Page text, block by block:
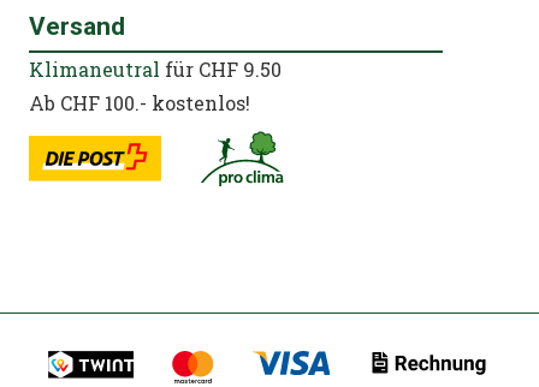
Versand
Klimaneutral für CHF 9.50
Ab CHF 100.- kostenlos!